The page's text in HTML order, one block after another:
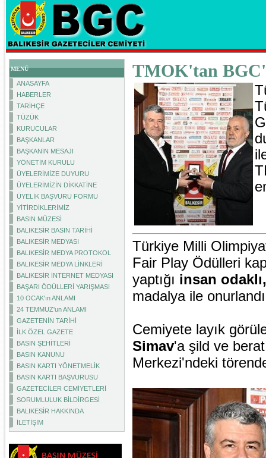
MENÜ
ANASAYFA
HABERLER
TARİHÇE
TÜZÜK
KURUCULAR
BAŞKANLAR
BAŞKANIN MESAJI
YÖNETİM KURULU
ÜYELERİMİZE DUYURU
ÜYELERİMİZİN DİKKATİNE
ÜYELİK BAŞVURU FORMU
YİTİRDİKLERİMİZ
BASIN MÜZESİ
BALIKESİR BASIN TARİHİ
BALIKESİR MEDYASI
BALIKESİR MEDYA PROTOKOL
BALIKESİR MEDYA LİNKLERİ
BALIKESİR İNTERNET MEDYASI
BAŞARI ÖDÜLLERİ YARIŞMASI
10 OCAK'ın ANLAMI
24 TEMMUZ'un ANLAMI
GAZETENİN TARİHİ
İLK ÖZEL GAZETE
BASIN ŞEHİTLERİ
BASIN KANUNU
BASIN KARTI YÖNETMELİK
BASIN KARTI BAŞVURUSU
GAZETECİLER CEMİYETLERİ
SORUMLULUK BİLDİRGESİ
BALIKESİR HAKKINDA
İLETİŞİM
TMOK'tan
Türkiye Milli
Fair Play Ödülleri
yaptığı insan
madalya ile
Cemiyete layık
Simav'a şild ve
Merkezi'ndeki